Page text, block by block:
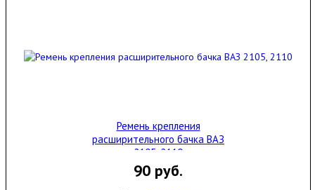
Ремень крепления
расширительного бачка ВАЗ
2105, 2110
90 руб.